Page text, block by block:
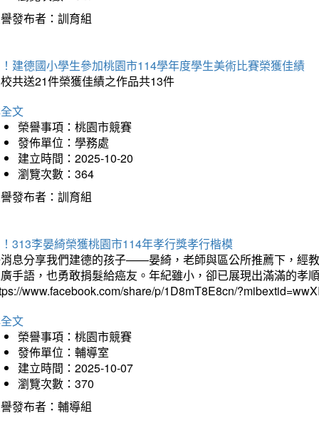
發布者：訓育組
建德國小學生參加桃園市114學年度學生美術比賽榮獲佳績
共送21件榮獲佳績之作品共13件
文
榮譽事項：桃園市競賽
發佈單位：學務處
建立時間：2025-10-20
瀏覽次數：364
發布者：訓育組
313李晏綺榮獲桃園市114年孝行獎孝行楷模
息分享我們建德的孩子——晏綺，老師與區公所推薦下，經
手語，也勇敢捐髮給癌友。年紀雖小，卻已展現出滿滿的孝
www.facebook.com/share/p/1D8mT8E8cn/
文
榮譽事項：桃園市競賽
發佈單位：輔導室
建立時間：2025-10-07
瀏覽次數：370
發布者：輔導組